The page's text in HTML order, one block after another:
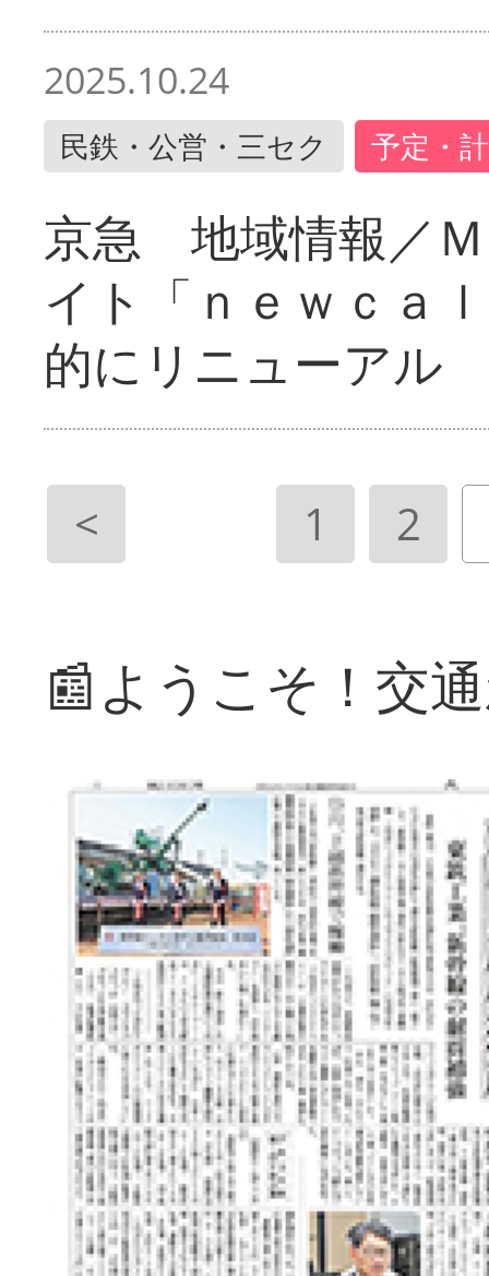
2025.10.24
民鉄・公営・三セク 予定・
京急 地域情報／
イト「ｎｅｗｃａ
的にリニューアル
< 1 2
📰ようこそ！交